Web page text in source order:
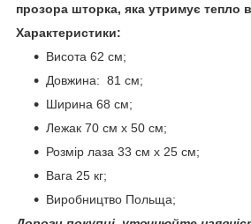
прозора шторка, яка утримує тепло
Характеристики:
Висота 62 см;
Довжина: 81 см;
Ширина 68 см;
Лежак 70 см х 50 см;
Розмір лаза 33 см x 25 см;
Вага 25 кг;
Виробництво Польща;